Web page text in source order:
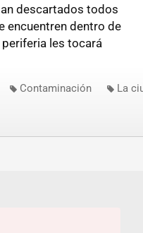
descartados todos
encuentren dentro de
les tocará
Contaminación La